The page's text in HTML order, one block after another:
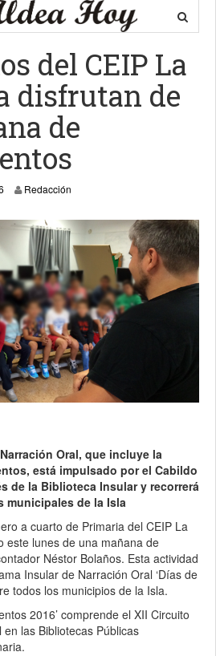
del CEIP La
disfrutan de
de
Redacción
Oral, que incluye la
está impulsado por el Cabildo
de la Biblioteca Insular y recorrerá
municipales de la Isla
a cuarto de Primaria del CEIP La
este lunes de una mañana de
Néstor Bolaños. Esta actividad
Insular de Narración Oral ‘Días de
todos los municipios de la Isla.
2016’ comprende el XII Circuito
las Bibliotecas Públicas